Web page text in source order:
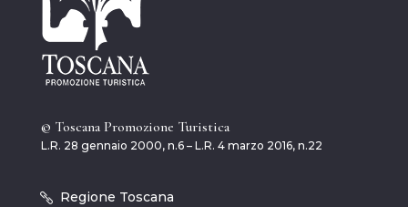
© Toscana Promozione Turistica
L.R. 28 gennaio 2000, n.6 – L.R. 4 marzo 2016, n.22
Regione Toscana